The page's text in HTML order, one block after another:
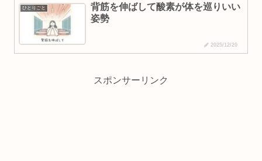
ひとりごと
背筋を伸ばして酸素が体を巡りいい
姿勢
2025/12/20
スポンサーリンク